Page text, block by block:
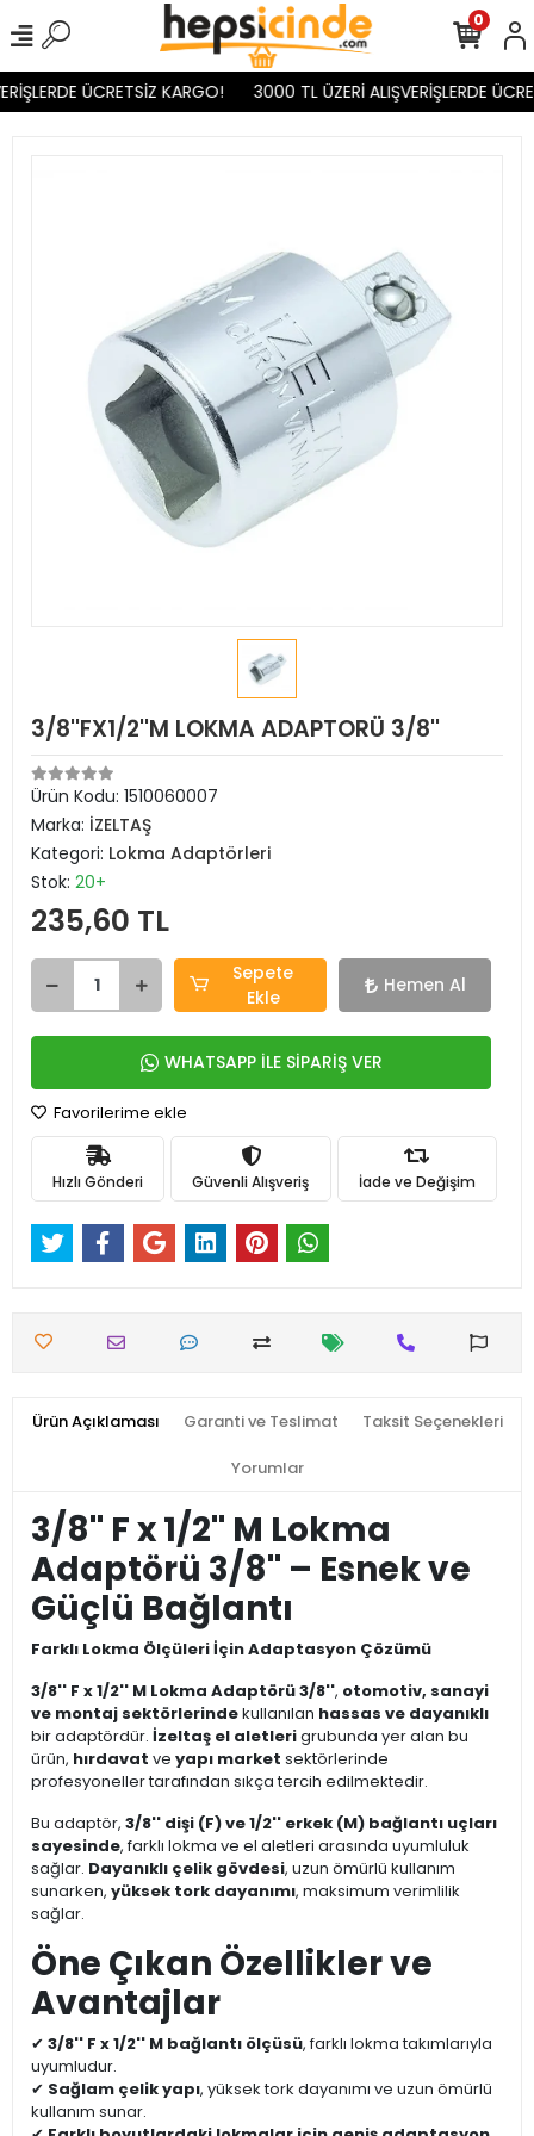
ÜCRETSİZ KARGO! 3000 TL ÜZERİ ALIŞVERİŞLERDE
0
3/8''FX1/2''M LOKMA ADAPTORÜ 3/8''
Ürün Kodu: 1510060007
Marka: İZELTAŞ
Kategori: Lokma Adaptörleri
Stok: 20+
235,60 TL
Sepete
Ekle
Hemen Al
WHATSAPP İLE SİPARİŞ VER
Favorilerime ekle
Hızlı Gönderi Güvenli Alışveriş İade ve Değişim
Ürün Açıklaması Garanti ve Teslimat Taksit Seçenekleri
Yorumlar
3/8'' F x 1/2'' M Lokma
Adaptörü 3/8'' – Esnek ve
Güçlü Bağlantı
Farklı Lokma Ölçüleri İçin Adaptasyon Çözümü
3/8'' F x 1/2'' M Lokma Adaptörü 3/8'', otomotiv, sanayi
ve montaj sektörlerindekullanılan hassas ve dayanıklı
bir adaptördür. İzeltaş el aletlerigrubunda yer alan bu
ürün, hırdavat ve yapı market sektörlerinde
profesyoneller tarafından sıkça tercih edilmektedir.
Bu adaptör, 3/8'' dişi (F) ve 1/2'' erkek (M) bağlantı uçları
sayesinde, farklı lokma ve el aletleri arasında uyumluluk
sağlar. Dayanıklı çelik gövdesi, uzun ömürlü kullanım
sunarken, yüksek tork dayanımı, maksimum verimlilik
sağlar.
Öne Çıkan Özellikler ve
Avantajlar
✔ 3/8'' F x 1/2'' M bağlantı ölçüsü, farklı lokma takımlarıyla
uyumludur.
✔ Sağlam çelik yapı, yüksek tork dayanımı ve uzun ömürlü
kullanım sunar.